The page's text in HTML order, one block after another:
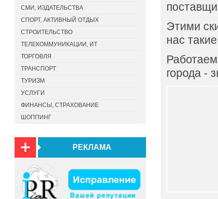
Этими
нас
города -
СМИ, ИЗДАТЕЛЬСТВА
СПОРТ, АКТИВНЫЙ ОТДЫХ
СТРОИТЕЛЬСТВО
ТЕЛЕКОММУНИКАЦИИ, ИТ
ТОРГОВЛЯ
ТРАНСПОРТ
ТУРИЗМ
УСЛУГИ
ФИНАНСЫ, СТРАХОВАНИЕ
ШОППИНГ
РЕКЛАМА